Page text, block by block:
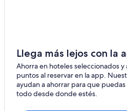
Llega más lejos con la
Ahorra en hoteles seleccionados
puntos al reservar en la app.
ayudan a ahorrar para que
todo desde donde estés.